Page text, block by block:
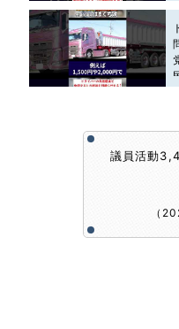
議員活動
（